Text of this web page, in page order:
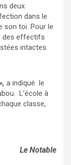
deux
dans le
son toi. Pour le
des effectifs
intactes.
a indiqué le
L’école à
classe,
Le Notable